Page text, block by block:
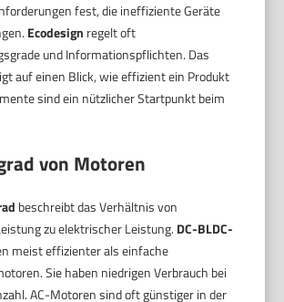
fest, die ineffiziente Geräte
Ecodesign regelt oft
und Informationspflichten. Das
auf einen Blick, wie effizient ein Produkt
sind ein nützlicher Startpunkt beim
von Motoren
beschreibt das Verhältnis von
zu elektrischer Leistung. DC-BLDC-
meist effizienter als einfache
Sie haben niedrigen Verbrauch bei
AC-Motoren sind oft günstiger in der